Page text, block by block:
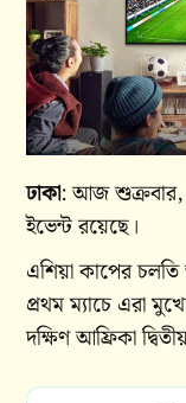
ঢাকা: আজ শুক্রবার,
ইভেন্ট রয়েছে।
এশিয়া কাপের
প্রথম ম্যাচে এরা
দক্ষিণ আফ্রিকা